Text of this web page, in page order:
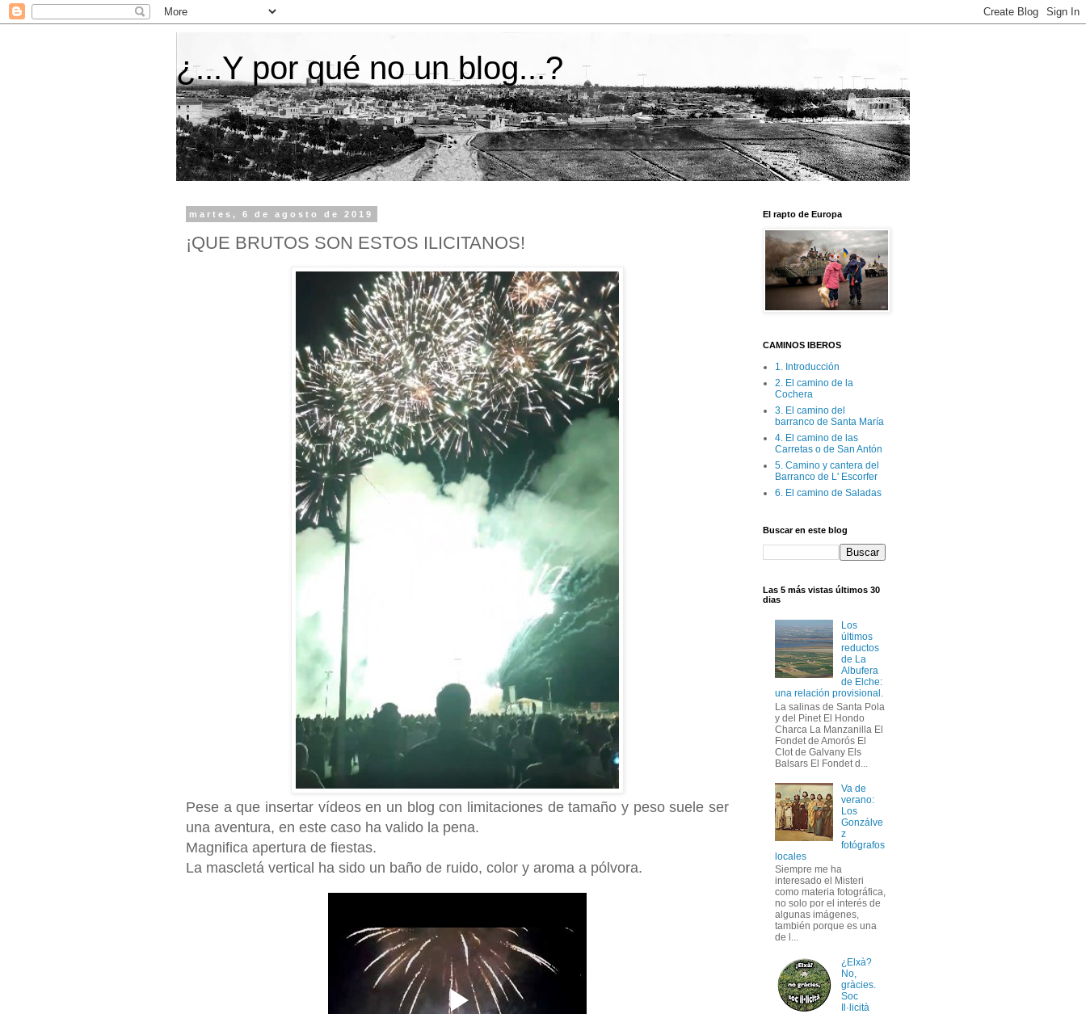
¿...Y por qué no un blog...?
martes, 6 de agosto de 2019
¡QUE BRUTOS SON ESTOS ILICITANOS!
Pese a que insertar vídeos en un blog con limitaciones de tamaño y peso suele ser
una aventura, en este caso ha valido la pena.
Magnifica apertura de fiestas.
La mascletá vertical ha sido un baño de ruido, color y aroma a pólvora.
El rapto de Europa
CAMINOS IBEROS
1. Introducción
2. El camino de la
Cochera
3. El camino del
barranco de Santa María
4. El camino de las
Carretas o de San Antón
5. Camino y cantera del
Barranco de L' Escorfer
6. El camino de Saladas
Buscar en este blog
Las 5 más vistas últimos 30
dias
Los
últimos
reductos
de La
Albufera
de Elche:
una relación provisional.
La salinas de Santa Pola
y del Pinet El Hondo
Charca La Manzanilla El
Fondet de Amorós El
Clot de Galvany Els
Balsars El Fondet d...
Va de
verano:
Los
Gonzálve
z
fotógrafos
locales
Siempre me ha
interesado el Misteri
como materia fotográfica,
no solo por el interés de
algunas imágenes,
también porque es una
de l...
¿Elxà?
No,
gràcies.
Soc
Il·licità